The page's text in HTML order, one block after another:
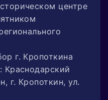
центре
г. Кропоткина
Краснодарский
г. Кропоткин, ул.